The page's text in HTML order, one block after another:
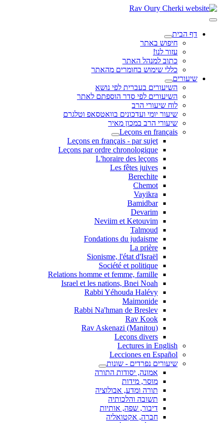
דף הבית
חיפוש באתר
עזור לנו!
כתוב למנהל האתר
כללי שימוש בחומרים מהאתר
שיעורים
השיעורים בעברית לפי נושא
השיעורים לפי סדר הוספתם לאתר
לוח שיעורי הרב
שיעור יומי ועדכונים בוואטסאפ וטלגרם
שיעורי הרב במכון מאיר
Leçons en français
Leçons en français - par sujet
Leçons par ordre chronologique
L'horaire des leçons
Les fêtes juives
Berechite
Chemot
Vayikra
Bamidbar
Devarim
Neviim et Ketouvim
Talmoud
Fondations du judaisme
La prière
Sionisme, l'état d'Israël
Société et politique
Relations homme et femme, famille
Israel et les nations, Bnei Noah
Rabbi Yéhouda Halévy
Maimonide
Rabbi Na'hman de Breslev
Rav Kook
(Rav Askenazi (Manitou
Leçons divers
Lectures in English
Lecciones en Español
שיעורים נפרדים - שונות
אמונה, יסודות התורה
מוסר, מידות
תורה ומדע, אבולוציה
תשובה והלכותיה
דיבור, שפה, אותיות
חברה, אקטואליה